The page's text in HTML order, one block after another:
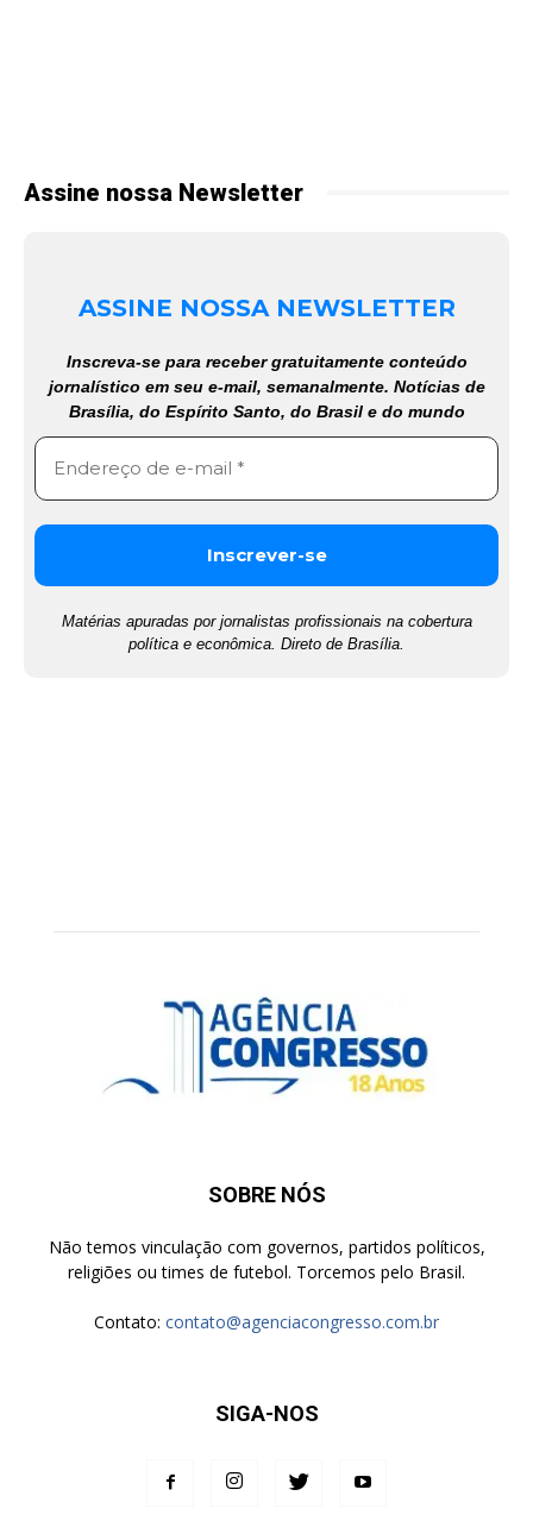
Assine nossa Newsletter
ASSINE NOSSA NEWSLETTER
Inscreva-se para receber gratuitamente conteúdo
jornalístico em seu e-mail, semanalmente. Notícias de
Brasília, do Espírito Santo, do Brasil e do mundo
Matérias apuradas por jornalistas profissionais na cobertura
política e econômica. Direto de Brasília.
SOBRE NÓS
Não temos vinculação com governos, partidos políticos,
religiões ou times de futebol. Torcemos pelo Brasil.
Contato: contato@agenciacongresso.com.br
SIGA-NOS